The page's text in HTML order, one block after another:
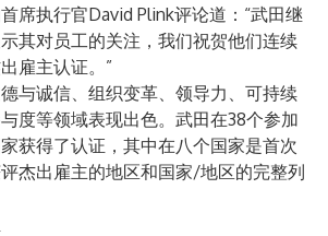
席执行官David Plink评论道：“武田继
其对员工的关注，我们祝贺他们连续
雇主认证。”
与诚信、组织变革、领导力、可持续
度等领域表现出色。武田在38个参加
获得了认证，其中在八个国家是首次
杰出雇主的地区和国家/地区的完整列